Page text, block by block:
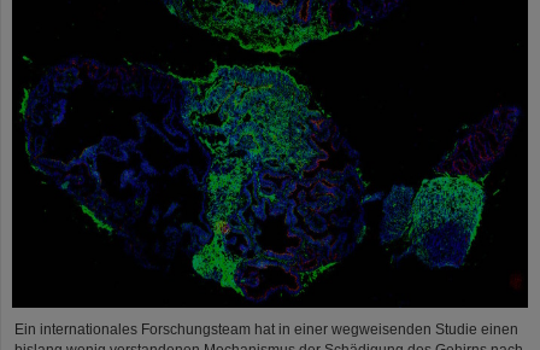
Ein internationales Forschungsteam hat in einer wegweisenden Studie einen